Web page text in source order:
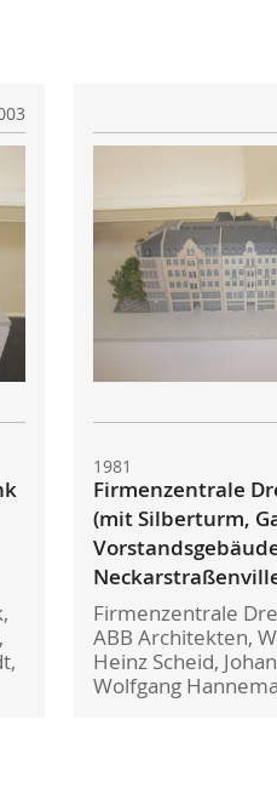
1981
Firmenzentrale
(mit Silberturm,
Firmenzentrale
ABB Architekten,
Heinz Scheid,
Wolfgang